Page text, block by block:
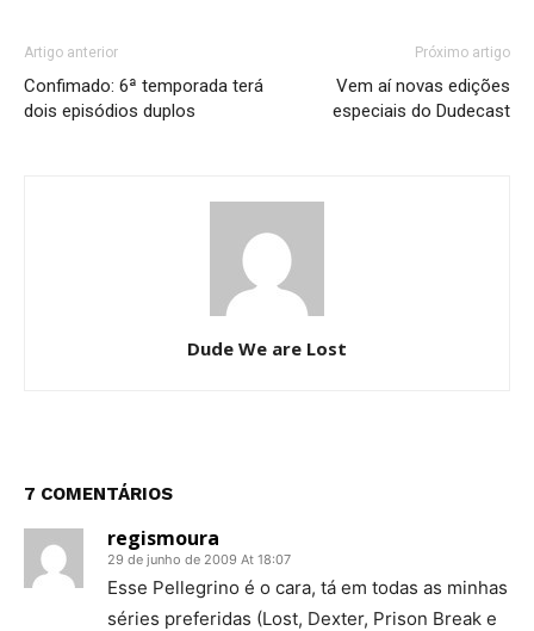
Artigo anterior
Confimado: 6ª temporada terá
dois episódios duplos
Próximo artigo
Vem aí novas edições
especiais do Dudecast
Dude We are Lost
7 COMENTÁRIOS
regismoura
29 de junho de 2009 At 18:07
Esse Pellegrino é o cara, tá em todas as minhas
séries preferidas (Lost, Dexter, Prison Break e